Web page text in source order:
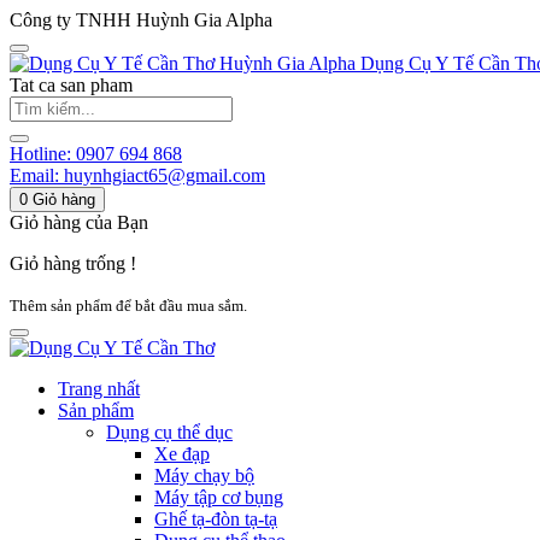
Công ty TNHH Huỳnh Gia Alpha
Huỳnh Gia Alpha Dụng Cụ Y Tế Cần
Tat ca san pham
Hotline: 0907 694 868
Email: huynhgiact65@gmail.com
0 Giỏ hàng
Giỏ hàng của Bạn
Giỏ hàng trống !
Thêm sản phẩm để bắt đầu mua sắm.
Trang nhất
Sản phẩm
Dụng cụ thể dục
Xe đạp
Máy chạy bộ
Máy tập cơ bụng
Ghế tạ-đòn tạ-tạ